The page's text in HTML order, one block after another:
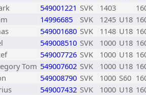
549001221 SVK 1403
14996685 SVK 1245 U18
549001680 SVK 1148 U18
549008510 SVK 1000 U18
549007726 SVK 1000 U18
Tom 549007602 SVK 1000 U18
549008790 SVK 1000 S60
549007432 SVK 1000 U18